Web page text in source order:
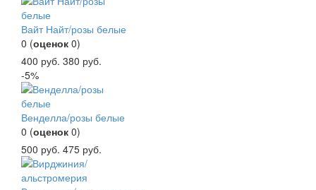
Вайт Найт/розы белые
0 (оценок 0)
400 руб. 380 руб.
-5%
Венделла/розы белые
0 (оценок 0)
500 руб. 475 руб.